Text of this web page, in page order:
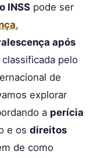
INSS pode ser
,
após
pelo
de
explorar
a perícia
e os direitos
de como